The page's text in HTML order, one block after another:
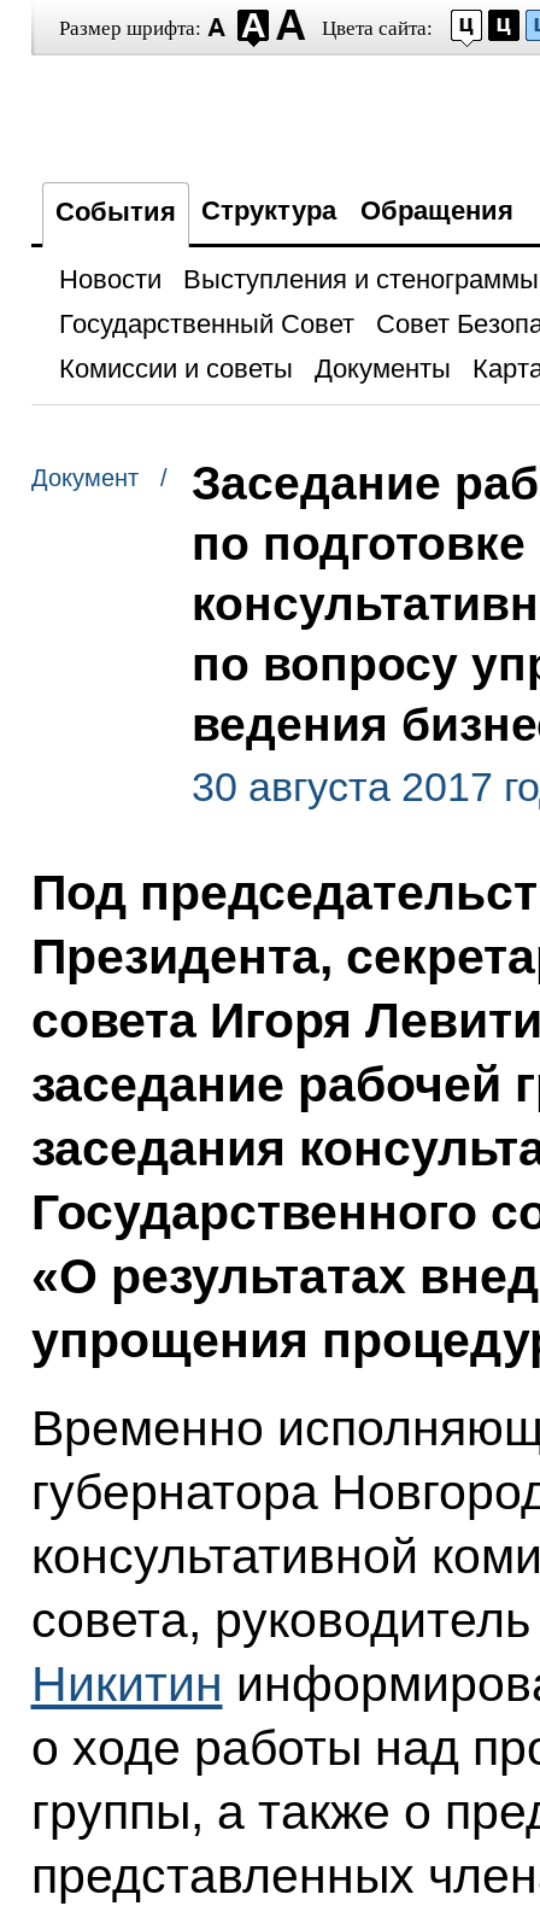
Размер шрифта: Цвета сайта:
События Структура Обращения
Новости
Выступления и стенограммы
Государственный Совет
Совет
Комиссии и советы
Документы
Документ /
Заседание
по
по вопросу
ведения
30 августа 2017
Под
Президента,
совета Игоря
заседание рабочей
заседания
Государственного
«О результатах
упрощения
Временно
губернатора
консультативной
совета,
Никитин
о ходе работы над
группы, а также о
представленных